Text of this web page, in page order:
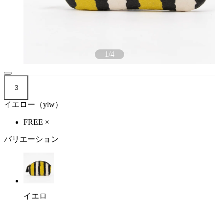
1/4
3
イエロー（ylw）
FREE ×
バリエーション
イエロ